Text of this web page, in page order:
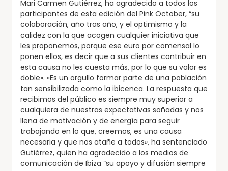
Mari Carmen Gutiérrez, ha agradecido a todos los
participantes de esta edición del Pink October, “su
colaboración, año tras año, y el optimismo y la
calidez con la que acogen cualquier iniciativa que
les proponemos, porque ese euro por comensal lo
ponen ellos, es decir que a sus clientes contribuir en
esta causa no les cuesta más, por lo que su valor es
doble». «Es un orgullo formar parte de una población
tan sensibilizada como la ibicenca. La respuesta que
recibimos del público es siempre muy superior a
cualquiera de nuestras expectativas soñadas y nos
llena de motivación y de energía para seguir
trabajando en lo que, creemos, es una causa
necesaria y que nos atañe a todos», ha sentenciado
Gutiérrez, quien ha agradecido a los medios de
comunicación de Ibiza “su apoyo y difusión siempre